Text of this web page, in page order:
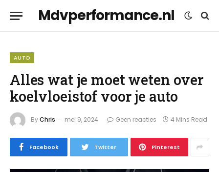
Mdvperformance.nl
AUTO
Alles wat je moet weten over
koelvloeistof voor je auto
ByChris mei 9, 2024 Geen reacties 4 Mins Read
Facebook Twitter Pinterest